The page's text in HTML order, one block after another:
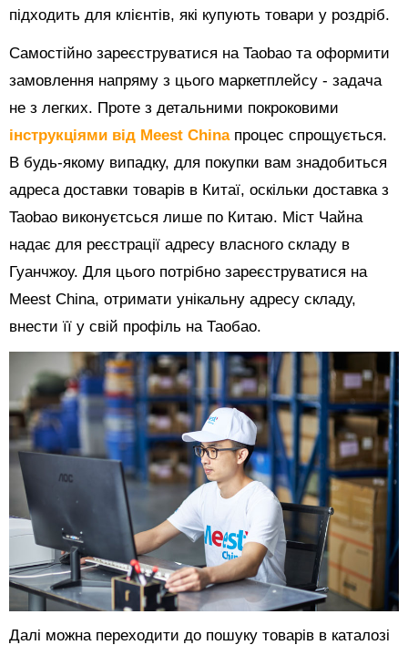
підходить для клієнтів, які купують товари у роздріб.
Самостійно зареєструватися на Taobao та оформити
замовлення напряму з цього маркетплейсу - задача
не з легких. Проте з детальними покроковими
інструкціями від Meest China процес спрощується.
В будь-якому випадку, для покупки вам знадобиться
адреса доставки товарів в Китаї, оскільки доставка з
Taobao виконуєтсься лише по Китаю. Міст Чайна
надає для реєстрації адресу власного складу в
Гуанчжоу. Для цього потрібно зареєструватися на
Meest China, отримати унікальну адресу складу,
внести її у свій профіль на Таобао.
Далі можна переходити до пошуку товарів в каталозі